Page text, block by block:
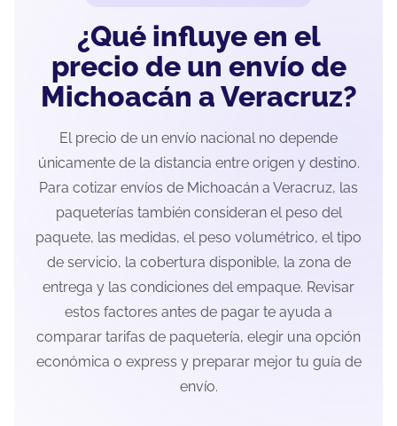
¿Qué influye en el
precio de un envío de
Michoacán a Veracruz?
El precio de un envío nacional no depende
únicamente de la distancia entre origen y destino.
Para cotizar envíos de Michoacán a Veracruz, las
paqueterías también consideran el peso del
paquete, las medidas, el peso volumétrico, el tipo
de servicio, la cobertura disponible, la zona de
entrega y las condiciones del empaque. Revisar
estos factores antes de pagar te ayuda a
comparar tarifas de paquetería, elegir una opción
económica o express y preparar mejor tu guía de
envío.